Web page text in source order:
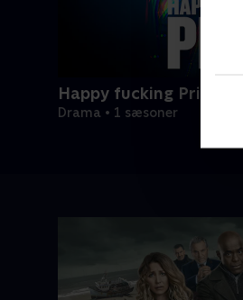
Happy fucking Pride
Drama • 1 sæsoner